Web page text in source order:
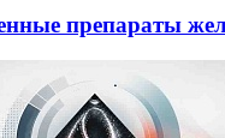
препараты